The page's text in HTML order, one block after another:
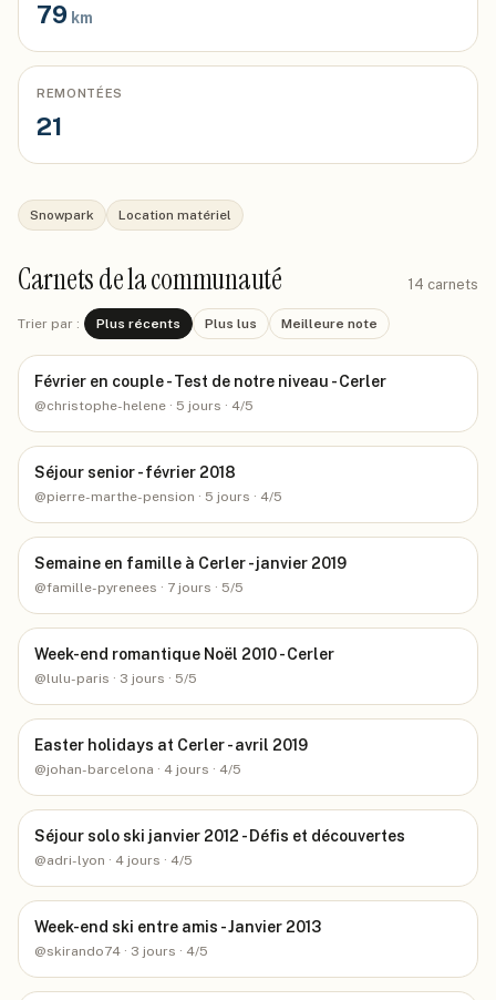
79 km
REMONTÉES
21
Snowpark Location matériel
Carnets de la communauté 14 carnets
Trier par : Plus récents Plus lus Meilleure note
Février en couple - Test de notre niveau - Cerler
@christophe-helene · 5 jours · 4/5
Séjour senior - février 2018
@pierre-marthe-pension · 5 jours · 4/5
Semaine en famille à Cerler - janvier 2019
@famille-pyrenees · 7 jours · 5/5
Week-end romantique Noël 2010 - Cerler
@lulu-paris · 3 jours · 5/5
Easter holidays at Cerler - avril 2019
@johan-barcelona · 4 jours · 4/5
Séjour solo ski janvier 2012 - Défis et découvertes
@adri-lyon · 4 jours · 4/5
Week-end ski entre amis - Janvier 2013
@skirando74 · 3 jours · 4/5